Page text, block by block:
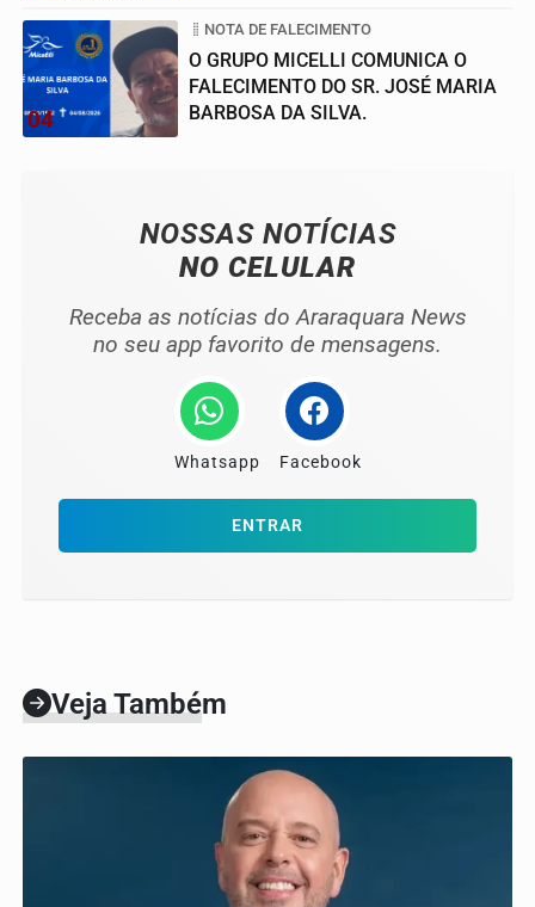
04
NOTA DE FALECIMENTO
O GRUPO MICELLI COMUNICA O
FALECIMENTO DO SR. JOSÉ MARIA
BARBOSA DA SILVA.
NOSSAS NOTÍCIAS
NO CELULAR
Receba as notícias do Araraquara News
no seu app favorito de mensagens.
Whatsapp Facebook
ENTRAR
Veja Também